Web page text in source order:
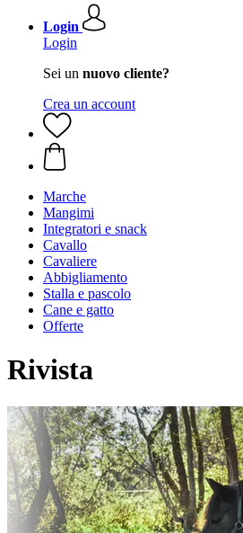
Login
Login
Sei un nuovo cliente?
Crea un account
Marche
Mangimi
Integratori e snack
Cavallo
Cavaliere
Abbigliamento
Stalla e pascolo
Cane e gatto
Offerte
Rivista